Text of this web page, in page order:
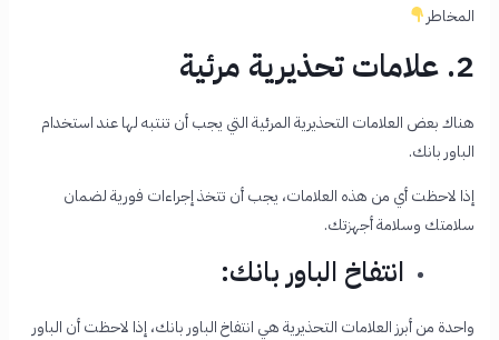
المخاطر
2. علامات تحذيرية مرئية
هناك بعض العلامات التحذيرية المرئية التي يجب أن تنتبه لها عند استخدام
الباور بانك.
إذا لاحظت أي من هذه العلامات، يجب أن تتخذ إجراءات فورية لضمان
سلامتك وسلامة أجهزتك.
انتفاخ الباور بانك:
واحدة من أبرز العلامات التحذيرية هي انتفاخ الباور بانك، إذا لاحظت أن الباور